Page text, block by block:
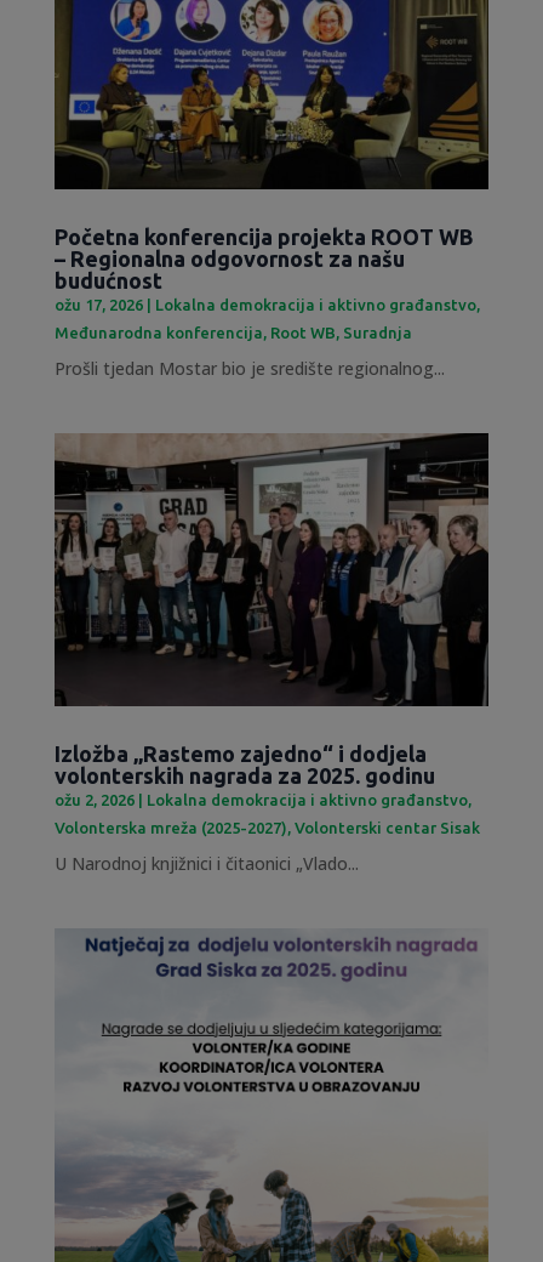
Početna konferencija projekta ROOT WB
– Regionalna odgovornost za našu
budućnost
ožu 17, 2026| Lokalna demokracija i aktivno građanstvo,
Međunarodna konferencija, Root WB, Suradnja
Prošli tjedan Mostar bio je središte regionalnog...
Izložba „Rastemo zajedno“ i dodjela
volonterskih nagrada za 2025. godinu
ožu 2, 2026| Lokalna demokracija i aktivno građanstvo,
Volonterska mreža (2025-2027), Volonterski centar Sisak
U Narodnoj knjižnici i čitaonici „Vlado...